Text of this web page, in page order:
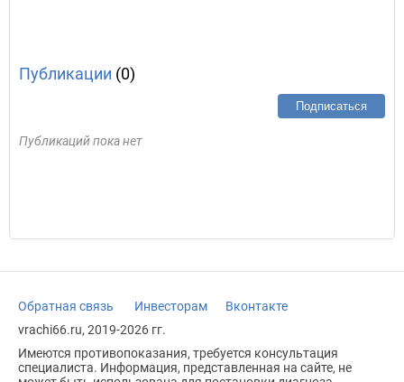
Публикации (0)
Подписаться
Публикаций пока нет
Обратная связь Инвесторам
Вконтакте
vrachi66.ru, 2019-2026 гг.
Имеются противопоказания, требуется консультация
специалиста. Информация, представленная на сайте, не